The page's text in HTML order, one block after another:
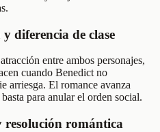
y diferencia de clase
entre ambos personajes,
cuando Benedict no
arriesga. El romance avanza
para anular el orden social.
resolución romántica